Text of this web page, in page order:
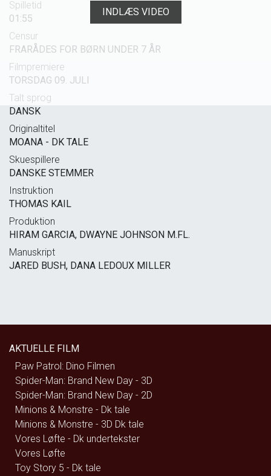
INDLÆS VIDEO
Spilletid
01:55
Censur
FRARÅDES FOR BØRN UNDER 7 ÅR
Filmpremiere
TORSDAG 09. JULI
Talt sprog
DANSK
Originaltitel
MOANA - DK TALE
Skuespillere
DANSKE STEMMER
Instruktion
THOMAS KAIL
Produktion
HIRAM GARCIA, DWAYNE JOHNSON M.FL.
Manuskript
JARED BUSH, DANA LEDOUX MILLER
AKTUELLE FILM
Paw Patrol: Dino Filmen
Spider-Man: Brand New Day - 3D
Spider-Man: Brand New Day - 2D
Minions & Monstre - Dk tale
Minions & Monstre - 3D Dk tale
Vores Løfte - Dk undertekster
Vores Løfte
Toy Story 5 - Dk tale